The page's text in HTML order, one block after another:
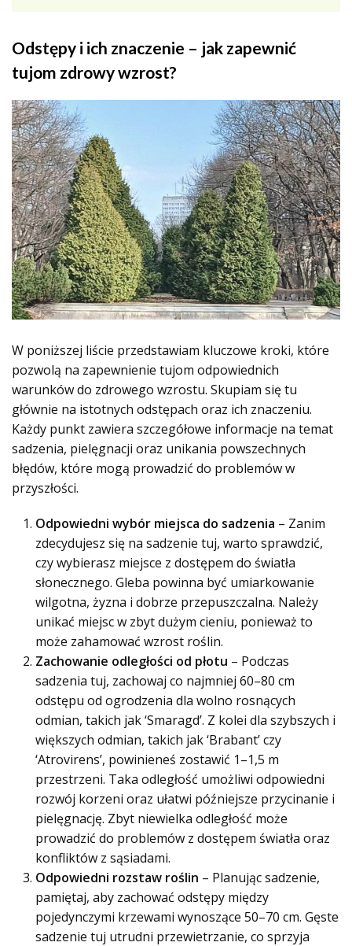
Odstępy i ich znaczenie – jak zapewnić
tujom zdrowy wzrost?
W poniższej liście przedstawiam kluczowe kroki, które
pozwolą na zapewnienie tujom odpowiednich
warunków do zdrowego wzrostu. Skupiam się tu
głównie na istotnych odstępach oraz ich znaczeniu.
Każdy punkt zawiera szczegółowe informacje na temat
sadzenia, pielęgnacji oraz unikania powszechnych
błędów, które mogą prowadzić do problemów w
przyszłości.
Odpowiedni wybór miejsca do sadzenia – Zanim
zdecydujesz się na sadzenie tuj, warto sprawdzić,
czy wybierasz miejsce z dostępem do światła
słonecznego. Gleba powinna być umiarkowanie
wilgotna, żyzna i dobrze przepuszczalna. Należy
unikać miejsc w zbyt dużym cieniu, ponieważ to
może zahamować wzrost roślin.
Zachowanie odległości od płotu – Podczas
sadzenia tuj, zachowaj co najmniej 60–80 cm
odstępu od ogrodzenia dla wolno rosnących
odmian, takich jak ‘Smaragd’. Z kolei dla szybszych i
większych odmian, takich jak ‘Brabant’ czy
‘Atrovirens’, powinieneś zostawić 1–1,5 m
przestrzeni. Taka odległość umożliwi odpowiedni
rozwój korzeni oraz ułatwi późniejsze przycinanie i
pielęgnację. Zbyt niewielka odległość może
prowadzić do problemów z dostępem światła oraz
konfliktów z sąsiadami.
Odpowiedni rozstaw roślin – Planując sadzenie,
pamiętaj, aby zachować odstępy między
pojedynczymi krzewami wynoszące 50–70 cm. Gęste
sadzenie tuj utrudni przewietrzanie, co sprzyja